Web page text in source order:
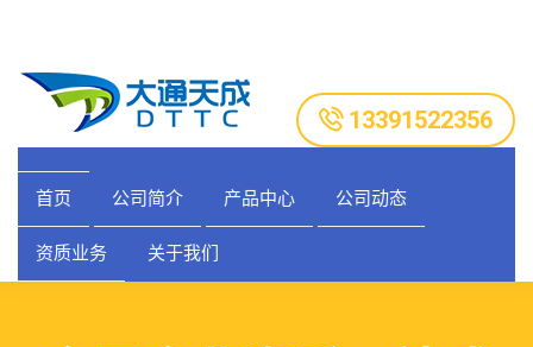
13391522356
首页 公司简介 产品中心 公司动态
资质业务 关于我们